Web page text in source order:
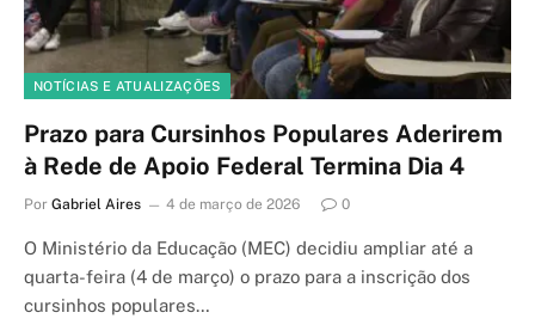
NOTÍCIAS E ATUALIZAÇÕES
Prazo para Cursinhos Populares Aderirem
à Rede de Apoio Federal Termina Dia 4
Por Gabriel Aires 4 de março de 2026 0
O Ministério da Educação (MEC) decidiu ampliar até a
quarta-feira (4 de março) o prazo para a inscrição dos
cursinhos populares…